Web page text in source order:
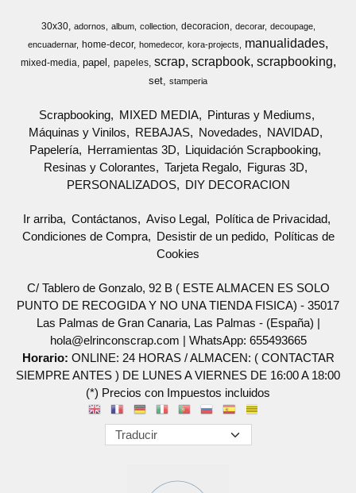
30x30 adornos album collection decoracion decorar
decoupage
encuadernar
home-decor homedecor kora-projects manualidades
mixed-media papel papeles scrap scrapbook scrapbooking
set stamperia
Scrapbooking MIXED MEDIA
Pinturas y Mediums
Máquinas y Vinilos
REBAJAS Novedades
NAVIDAD
Papelería
Herramientas 3D
Liquidación Scrapbooking
Resinas y Colorantes
Tarjeta Regalo
Figuras 3D
PERSONALIZADOS
DIY DECORACION
Ir arriba Contáctanos Aviso Legal
Política de Privacidad
Condiciones de Compra
Desistir de un pedido
Políticas de
Cookies
C/ Tablero de Gonzalo, 92 B ( ESTE ALMACEN ES SOLO
PUNTO DE RECOGIDA Y NO UNA TIENDA FISICA) - 35017
Las Palmas de Gran Canaria, Las Palmas - (España) |
hola@elrinconscrap.com | WhatsApp: 655493665
Horario: ONLINE: 24 HORAS / ALMACEN: ( CONTACTAR
SIEMPRE ANTES ) DE LUNES A VIERNES DE 16:00 A 18:00
(*) Precios con Impuestos incluidos